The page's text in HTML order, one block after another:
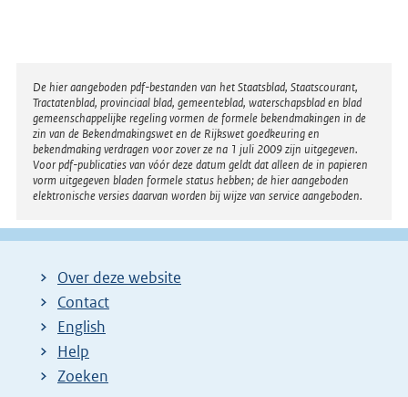
Disclaimer
De hier aangeboden pdf-bestanden van het Staatsblad, Staatscourant,
Tractatenblad, provinciaal blad, gemeenteblad, waterschapsblad en blad
gemeenschappelijke regeling vormen de formele bekendmakingen in de
zin van de Bekendmakingswet en de Rijkswet goedkeuring en
bekendmaking verdragen voor zover ze na 1 juli 2009 zijn uitgegeven.
Voor pdf-publicaties van vóór deze datum geldt dat alleen de in papieren
vorm uitgegeven bladen formele status hebben; de hier aangeboden
elektronische versies daarvan worden bij wijze van service aangeboden.
Over deze website
Contact
English
Help
Zoeken